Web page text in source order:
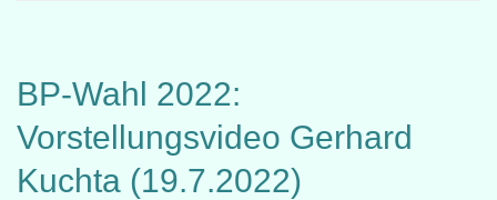
BP-Wahl 2022:
Vorstellungsvideo Gerhard
Kuchta (19.7.2022)